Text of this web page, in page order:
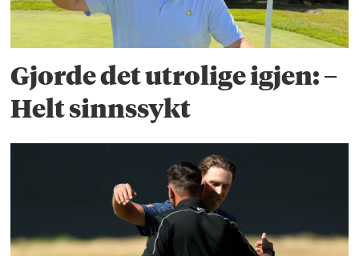
Gjorde det utrolige igjen: –
Helt sinnssykt